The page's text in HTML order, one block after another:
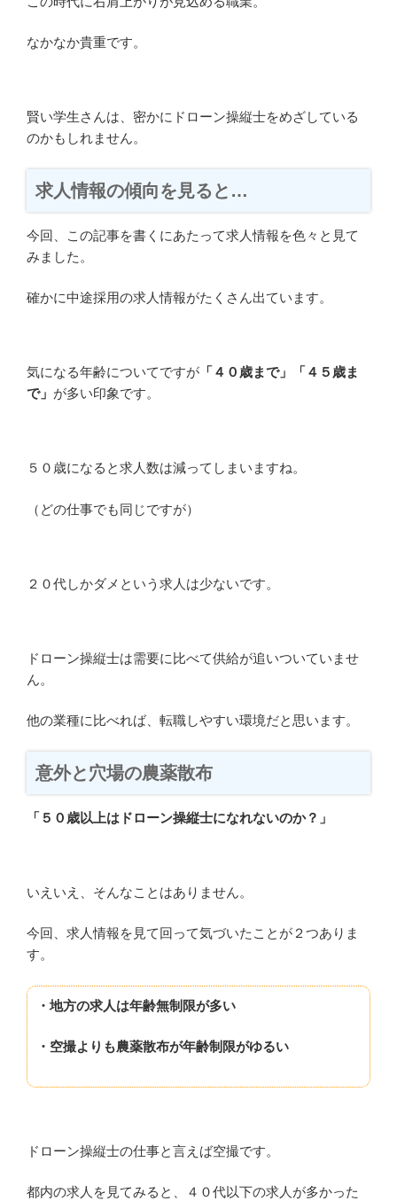
なかなか貴重です。
賢い学生さんは、密かにドローン操縦士をめざしている
のかもしれません。
求人情報の傾向を見ると…
今回、この記事を書くにあたって求人情報を色々と見て
みました。
確かに中途採用の求人情報がたくさん出ています。
気になる年齢についてですが 「４０歳まで」「４５歳ま
で」 が多い印象です。
５０歳になると求人数は減ってしまいますね。
（どの仕事でも同じですが）
２０代しかダメという求人は少ないです。
ドローン操縦士は需要に比べて供給が追いついていませ
ん。
他の業種に比べれば、転職しやすい環境だと思います。
意外と穴場の農薬散布
「５０歳以上はドローン操縦士になれないのか？」
いえいえ、そんなことはありません。
今回、求人情報を見て回って気づいたことが２つありま
す。
・地方の求人は年齢無制限が多い
・空撮よりも農薬散布が年齢制限がゆるい
ドローン操縦士の仕事と言えば空撮です。
都内の求人を見てみると、４０代以下の求人が多かった